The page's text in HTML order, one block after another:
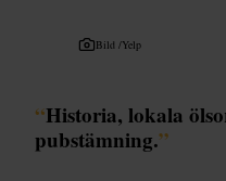
Bild /Yelp
“Historia, lokala
pubstämning.”